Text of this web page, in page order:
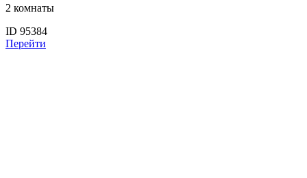
2 комнаты
ID 95384
Перейти